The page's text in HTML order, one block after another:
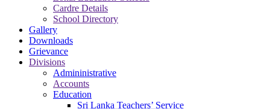
Cardre Details
School Directory
Gallery
Downloads
Grievance
Divisions
Admininistrative
Accounts
Education
Sri Lanka Teachers’ Service